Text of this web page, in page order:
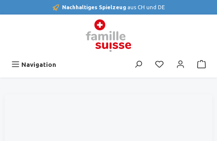
Nachhaltiges Spielzeug aus CH und DE
Navigation Du hast 0